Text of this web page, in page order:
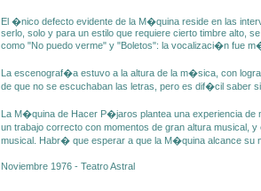
El �nico defecto evidente de la M�quina reside en las
serlo, solo y para un estilo que requiere cierto timbre alto,
como "No puedo verme" y "Boletos": la vocalizaci�n fue
La escenograf�a estuvo a la altura de la m�sica, con
de que no se escuchaban las letras, pero es dif�cil saber
La M�quina de Hacer P�jaros plantea una experiencia de
un trabajo correcto con momentos de gran altura musical,
musical. Habr� que esperar a que la M�quina alcance su
Noviembre 1976 - Teatro Astral